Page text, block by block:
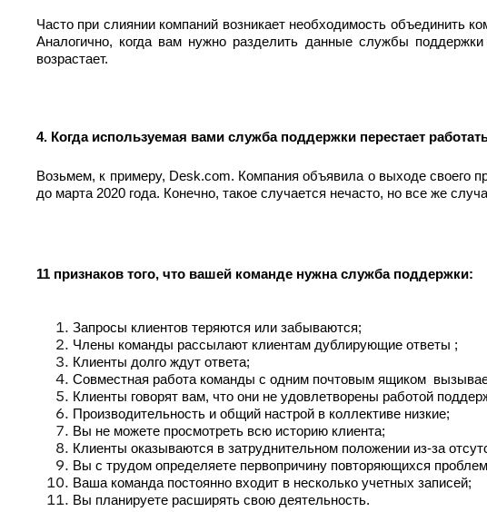
Часто при слиянии компаний возникает необходимость объединить
Аналогично, когда вам нужно разделить данные службы
возрастает.
4. Когда используемая вами служба поддержки перестает
Возьмем, к примеру, Desk.com. Компания объявила о выходе своего
до марта 2020 года. Конечно, такое случается нечасто, но все же
11 признаков того, что вашей команде нужна служба поддержки:
Запросы клиентов теряются или забываются;
Члены команды рассылают клиентам дублирующие ответы ;
Клиенты долго ждут ответа;
Совместная работа команды с одним почтовым ящиком
Клиенты говорят вам, что они не удовлетворены работой
Производительность и общий настрой в коллективе низкие;
Вы не можете просмотреть всю историю клиента;
Клиенты оказываются в затруднительном положении из-за
Вы с трудом определяете первопричину повторяющихся
Ваша команда постоянно входит в несколько учетных записей;
Вы планируете расширять свою деятельность.